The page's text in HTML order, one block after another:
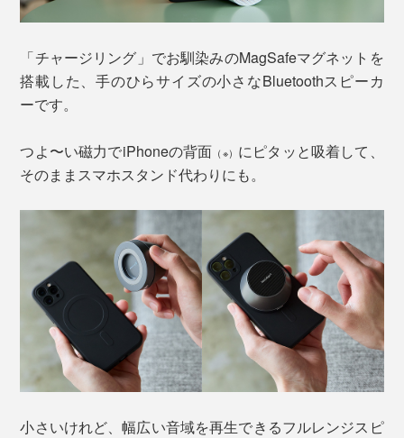
「チャージリング」でお馴染みのMagSafeマグネットを
搭載した、手のひらサイズの小さなBluetoothスピーカ
ーです。
つよ〜い磁力でiPhoneの背面 （※） にピタッと吸着して、
そのままスマホスタンド代わりにも。
小さいけれど、幅広い音域を再生できるフルレンジスピ